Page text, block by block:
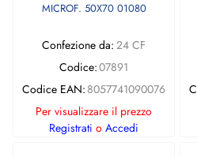
MICROF. 50X70 01080
Confezione da: 24 CF
Codice:07891
Codice EAN: 8057741090076
Per visualizzare il prezzo
Registrati o Accedi